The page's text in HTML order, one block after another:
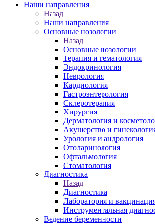
Наши направления
Назад
Наши направления
Основные нозологии
Назад
Основные нозологии
Терапия и гематология
Эндокринология
Неврология
Кардиология
Гастроэнтерология
Склеротерапия
Хирургия
Дерматология и
Акушерство и
Урология и андрология
Отоларинология
Офтальмология
Стоматология
Диагностика
Назад
Диагностика
Лаборатория и
Инструментальная
Ведение беременности